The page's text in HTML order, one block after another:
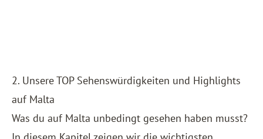
2. Unsere TOP Sehenswürdigkeiten und Highlights
auf Malta
Was du auf Malta unbedingt gesehen haben musst?